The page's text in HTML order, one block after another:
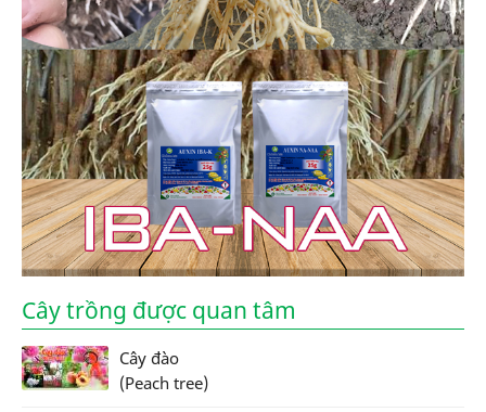
Cây trồng được quan tâm
Cây đào
(Peach tree)